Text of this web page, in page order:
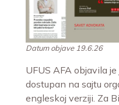
Datum objave 19.6.26
UFUS AFA objavila
dostupan na sajtu
engleskoj verziji. Za